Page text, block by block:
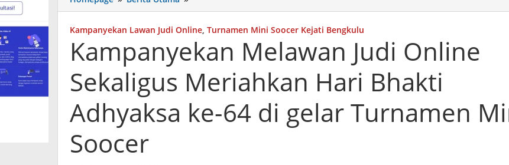
Melawan
Online
Sekaligus
Meriahkan
Hari
Bhakti
ke-
64
Kampanyekan Lawan Judi Online Turnamen Mini Soocer Kejati Bengkulu
Kampanyekan Melawan Judi Online
Sekaligus Meriahkan Hari Bhakti
Adhyaksa ke-64 di gelar Turnamen
Soocer